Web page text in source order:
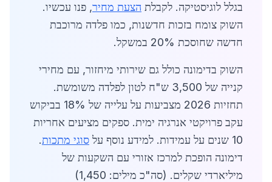
בגלל לוגיסטיקה. לקבלת הצעת מחיר, פנו עכשיו.
השוק צומח בזכות חדשנות, כמו פלדה מרוכבת
חדשה שחוסכת 20% במשקל.
השוק בדימונה כולל גם שירותי מיחזור, עם מחירי
קנייה של 3,500 ש"ח לטון לפלדה משומשת.
תחזיות 2026 מצביעות על עלייה של 18% בביקוש
עקב פרויקטי אנרגיה ימית. ספקים מציעים אחריות
10 שנים על עמידות. למידע נוסף על
סוגי מתכות.
דימונה הופכת למרכז אזורי עם השקעות של
מיליארדי שקלים. (סה"כ מילים: 1,450)